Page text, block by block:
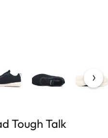
Tough Talk